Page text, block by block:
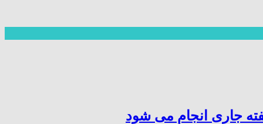
جاری انجام می شود